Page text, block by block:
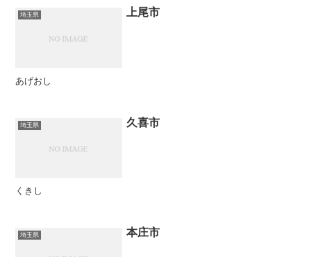
埼玉県 上尾市
あげおし
埼玉県 久喜市
くきし
埼玉県 本庄市